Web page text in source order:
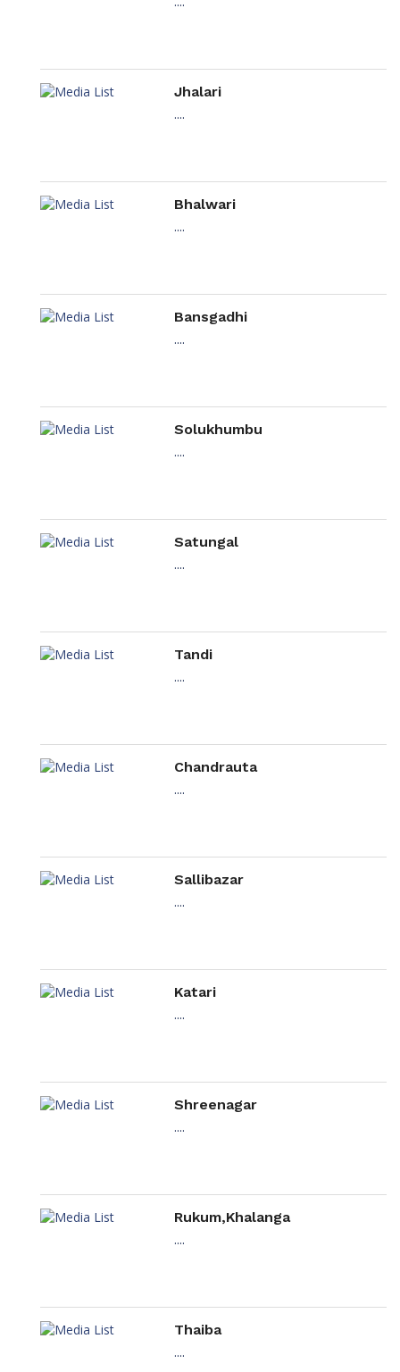
Jhalari
....
Bhalwari
....
Bansgadhi
....
Solukhumbu
....
Satungal
....
Tandi
....
Chandrauta
....
Sallibazar
....
Katari
....
Shreenagar
....
Rukum,Khalanga
....
Thaiba
....